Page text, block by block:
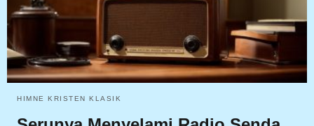
HIMNE KRISTEN KLASIK